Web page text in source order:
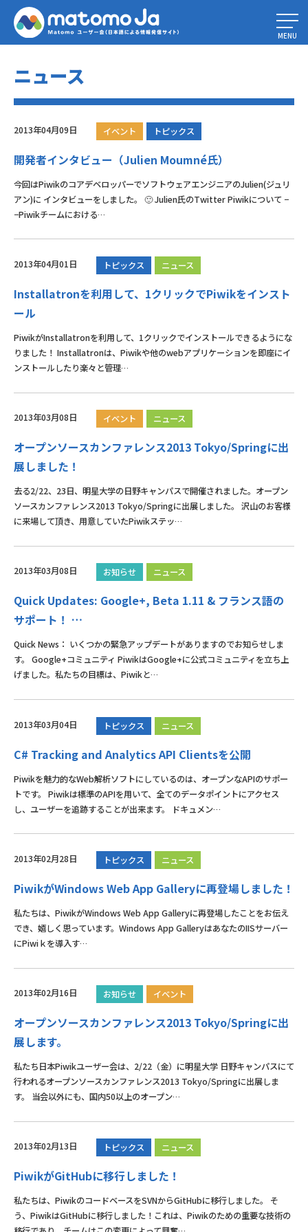
Home»
MENU
ニュース
2013年04月09日 イベント トピックス
開発者インタビュー（Julien Moumné氏）
今回はPiwikのコアデベロッパーでソフトウェアエンジニアのJulien(ジュリ
アン)に インタビューをしました。 🙂 Julien氏のTwitter Piwikについて −
−Piwikチームにおける…
2013年04月01日 トピックス ニュース
Installatronを利用して、1クリックでPiwikをインスト
ール
PiwikがInstallatronを利用して、1クリックでインストールできるようにな
りました！ Installatronは、Piwikや他のwebアプリケーションを即座にイ
ンストールしたり楽々と管理…
2013年03月08日 イベント ニュース
オープンソースカンファレンス2013 Tokyo/Springに出
展しました！
去る2/22、23日、明星大学の日野キャンパスで開催されました。オープン
ソースカンファレンス2013 Tokyo/Springに出展しました。 沢山のお客様
に来場して頂き、用意していたPiwikステッ…
2013年03月08日 お知らせ ニュース
Quick Updates: Google+, Beta 1.11 & フランス語の
サポート！ …
Quick News： いくつかの緊急アップデートがありますのでお知らせしま
す。 Google+コミュニティ PiwikはGoogle+に公式コミュニティを立ち上
げました。私たちの目標は、Piwikと…
2013年03月04日 トピックス ニュース
C# Tracking and Analytics API Clientsを公開
Piwikを魅力的なWeb解析ソフトにしているのは、オープンなAPIのサポー
トです。 Piwikは標準のAPIを用いて、全てのデータポイントにアクセス
し、ユーザーを追跡することが出来ます。 ドキュメン…
2013年02月28日 トピックス ニュース
PiwikがWindows Web App Galleryに再登場しました！
私たちは、PiwikがWindows Web App Galleryに再登場したことをお伝え
でき、嬉しく思っています。Windows App GalleryはあなたのIISサーバー
にPiwiｋを導入す…
2013年02月16日 お知らせ イベント
オープンソースカンファレンス2013 Tokyo/Springに出
展します。
私たち日本Piwikユーザー会は、2/22（金）に明星大学 日野キャンパスにて
行われるオープンソースカンファレンス2013 Tokyo/Springに出展しま
す。 当会以外にも、国内50以上のオープン…
2013年02月13日 トピックス ニュース
PiwikがGitHubに移行しました！
私たちは、PiwikのコードベースをSVNからGitHubに移行しました。 そ
う、PiwikはGitHubに移行しました！これは、Piwikのための重要な技術の